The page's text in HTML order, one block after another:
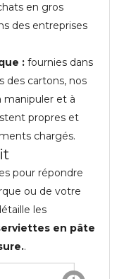
en gros
des entreprises
: fournies dans
des cartons, nos
manipuler et à
propres et
chargés.
pour répondre
ou de votre
les
en pâte
.